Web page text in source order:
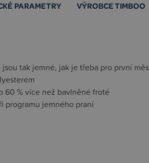
PARAMETRY VÝROBCE TIMBOO
tak jemné, jak je třeba pro první
60 % více než bavlněné froté
programu jemného praní